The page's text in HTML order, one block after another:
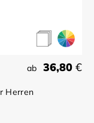
ab 36,80 €
Herren